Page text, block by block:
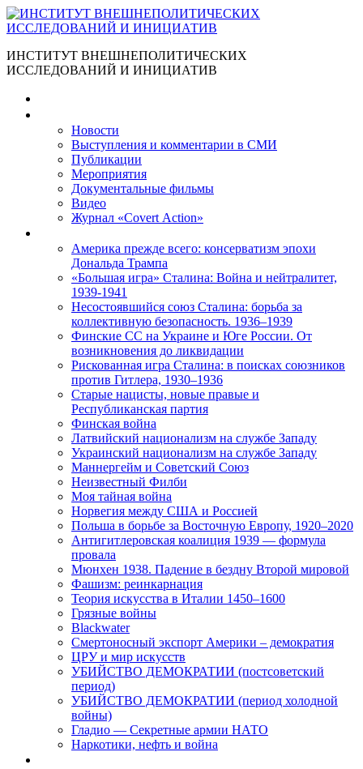
ИНСТИТУТ ВНЕШНЕПОЛИТИЧЕСКИХ
ИССЛЕДОВАНИЙ И ИНИЦИАТИВ
Новости
Выступления и коммента­рии в СМИ
Публикации
Мероприятия
Документальные фильмы
Видео
Журнал «Covert Action»
Америка прежде всего: консерватизм эпохи
Дональда Трампа
«Большая игра» Сталина: Война и нейтралитет,
1939-1941
Несостоявшийся союз Сталина: борьба за
коллективную безопасность. 1936–1939
Финские СС на Украине и Юге России. От
возникновения до ликвидации
Рискованная игра Сталина: в поисках союзников
против Гитлера, 1930–1936
Старые нацисты, новые правые и
Республиканская партия
Финская война
Латвийский национализм на службе Западу
Украинский национализм на службе Западу
Маннергейм и Советский Союз
Неизвестный Филби
Моя тайная война
Норвегия между США и Россией
Польша в борьбе за Восточную Европу, 1920–2020
Антигитлеровская коалиция 1939 — формула
провала
Мюнхен 1938. Падение в бездну Второй мировой
Фашизм: реинкарнация
Теория искусства в Италии 1450–1600
Грязные войны
Blackwater
Смертоносный экспорт Америки – демократия
ЦРУ и мир искусств
УБИЙСТВО ДЕМОКРАТИИ (постсоветский
период)
УБИЙСТВО ДЕМОКРАТИИ (период холодной
войны)
Гладио — Секретные армии НАТО
Наркотики, нефть и война